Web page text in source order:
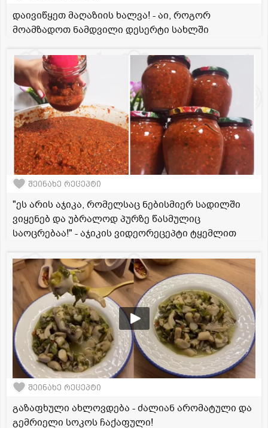
დაივიწყეთ მაღაზიის ხალვა! - აი, როგორ
მოამზადოთ ნამდვილი დესერტი სახლში
შეინახე რეცეპტი
"ეს არის აჯიკა, რომელსაც ნებისმიერ სადილში
ვიყენებ და უბრალოდ პურზე წასმულიც
საოცრებაა!" - აჯიკის ვიდეორეცეპტი ტყემლით
შეინახე რეცეპტი
გაზაფხული ახლოვდება - ძალიან არომატული და
გემრიელი სოკოს ჩაქაფული!